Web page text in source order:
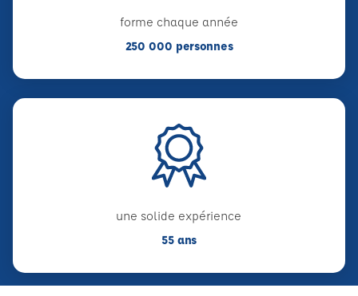
forme chaque année
250 000 personnes
une solide expérience
55 ans